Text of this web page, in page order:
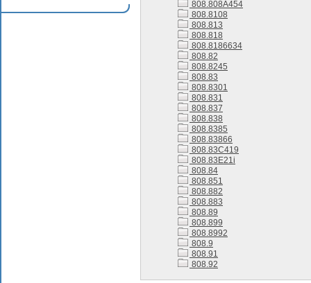
808.808A454
808.8108
808.813
808.818
808.8186634
808.82
808.8245
808.83
808.8301
808.831
808.837
808.838
808.8385
808.83866
808.83C419
808.83E21i
808.84
808.851
808.882
808.883
808.89
808.899
808.8992
808.9
808.91
808.92